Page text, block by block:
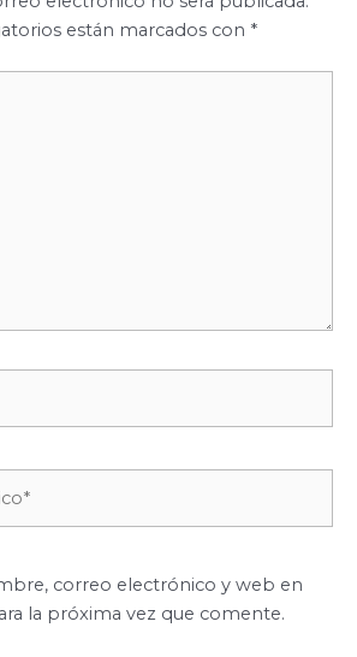
están marcados con *
correo electrónico y web en
la próxima vez que comente.